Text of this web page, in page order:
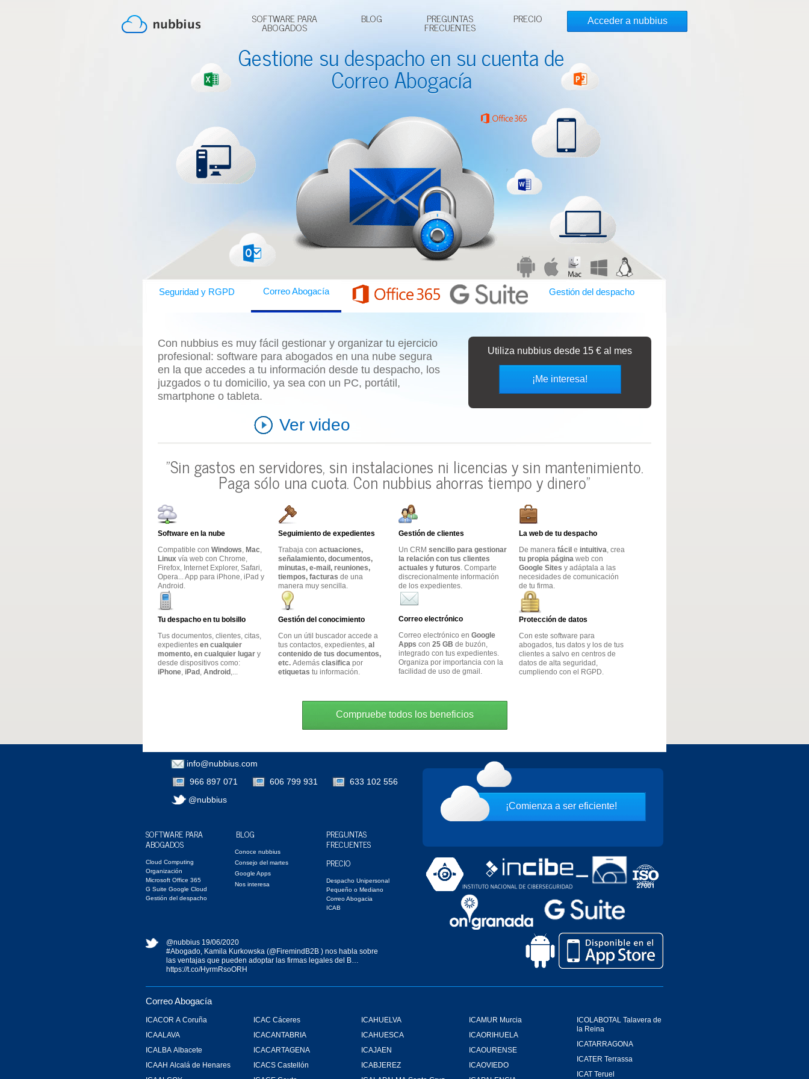
SOFTWARE PARA
ABOGADOS
BLOG PREGUNTAS
FRECUENTES
PRECIO Acceder a nubbius
Gestione su despacho en su cuenta de
Correo Abogacía
Seguridad y RGPD Correo Abogacía Gestión del despacho
Con nubbius es muy fácil gestionar y organizar tu ejercicio
profesional: software para abogados en una nube segura
en la que accedes a tu información desde tu despacho, los
juzgados o tu domicilio, ya sea con un PC, portátil,
smartphone o tableta.
Ver video
Utiliza nubbius desde 15 € al mes
¡Me interesa!
"Sin gastos en servidores, sin instalaciones ni licencias y sin mantenimiento.
Paga sólo una cuota.Con nubbius ahorras tiempo y dinero"
Software en la nube
Compatible con Windows, Mac,
Linux vía web con Chrome,
Firefox, Internet Explorer, Safari,
Opera... App para iPhone, iPad y
Android.
Seguimiento de expedientes
Trabaja con actuaciones,
señalamiento, documentos,
minutas, e-mail, reuniones,
tiempos, facturas de una
manera muy sencilla.
Gestión de clientes
Un CRM sencillo para gestionar
la relación con tus clientes
actuales y futuros. Comparte
discrecionalmente información
de los expedientes.
La web de tu despacho
De manera fácil e intuitiva, crea
tu propia página web con
Google Sites y adáptala a las
necesidades de comunicación
de tu firma.
Tu despacho en tu bolsillo
Tus documentos, clientes, citas,
expedientes en cualquier
momento, en cualquier lugar y
desde dispositivos como:
iPhone, iPad , Android ,...
Gestión del conocimiento
Con un útil buscador accede a
tus contactos, expedientes, al
contenido de tus documentos,
etc. Además clasifica por
etiquetas tu información.
Correo electrónico
Correo electrónico en Google
Apps con 25 GB de buzón,
integrado con tus expedientes.
Organiza por importancia con la
facilidad de uso de gmail.
Protección de datos
Con este software para
abogados, tus datos y los de tus
clientes a salvo en centros de
datos de alta seguridad,
cumpliendo con el RGPD.
Compruebe todos los beneficios
info@nubbius.com
966 897 071
606 799 931
633 102 556
@nubbius
SOFTWARE PARA
ABOGADOS
Cloud Computing
Organización
Microsoft Office 365
G Suite Google Cloud
Gestión del despacho
BLOG
Conoce nubbius
Consejo del martes
Google Apps
Nos interesa
PREGUNTAS
FRECUENTES
PRECIO
Despacho Unipersonal
Pequeño o Mediano
Correo Abogacia
ICAB
@nubbius 19/06/2020
#Abogado, Kamila Kurkowska (@FiremindB2B ) nos habla sobre
las ventajas que pueden adoptar las firmas legales del B…
https://t.co/HyrmRsoORH
¡Comienza a ser eficiente!
Correo Abogacía
ICACOR A Coruña
ICAALAVA
ICALBA Albacete
ICAAH Alcalá de Henares
ICAC Cáceres
ICACANTABRIA
ICACARTAGENA
ICACS Castellón
ICAHUELVA
ICAHUESCA
ICAJAEN
ICABJEREZ
ICAMUR Murcia
ICAORIHUELA
ICAOURENSE
ICAOVIEDO
ICOLABOTAL Talavera de
la Reina
ICATARRAGONA
ICATER Terrassa
ICAT Teruel